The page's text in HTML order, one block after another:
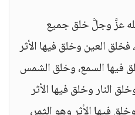
عزَّ وجلَّ خلق جميع
فخلق العين وخلق فيها الأثر
فيها السمع، وخلق الشمس
النار وخلق فيها الأثر